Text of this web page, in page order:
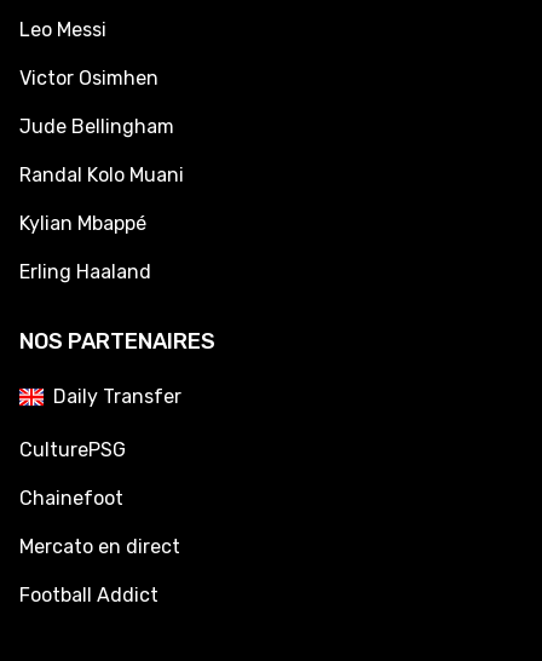
Leo Messi
Victor Osimhen
Jude Bellingham
Randal Kolo Muani
Kylian Mbappé
Erling Haaland
NOS PARTENAIRES
Daily Transfer
CulturePSG
Chainefoot
Mercato en direct
Football Addict